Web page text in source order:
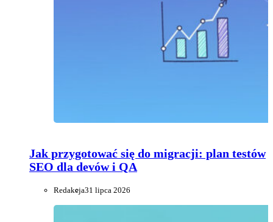
Jak przygotować się do migracji: plan testów
SEO dla devów i QA
Redakcja31 lipca 2026